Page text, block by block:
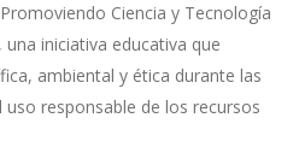
Ciencia y Tecnología
iniciativa educativa que
ambiental y ética durante las
responsable de los recursos